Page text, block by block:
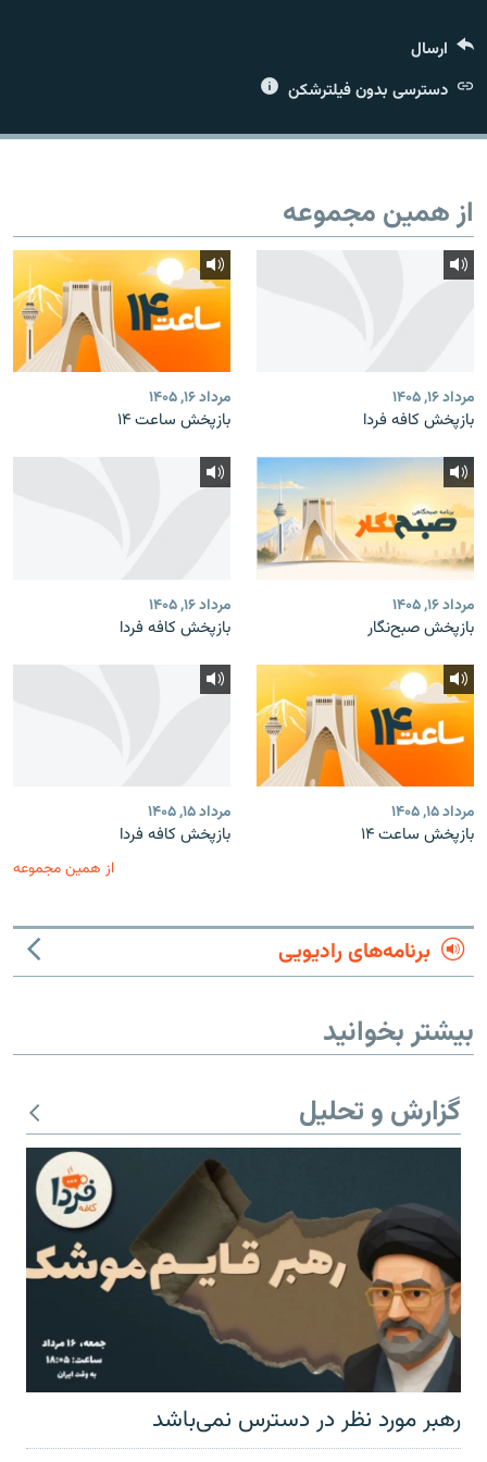
زبان‌های دیگر
ارسال
دسترسی بدون فیلترشکن
از همین مجموعه
مرداد ۱۶, ۱۴۰۵
بازپخش کافه فردا
مرداد ۱۶, ۱۴۰۵
بازپخش ساعت ۱۴
مرداد ۱۶, ۱۴۰۵
بازپخش صبح‌نگار
مرداد ۱۶, ۱۴۰۵
بازپخش کافه فردا
مرداد ۱۵, ۱۴۰۵
بازپخش ساعت ۱۴
مرداد ۱۵, ۱۴۰۵
بازپخش کافه فردا
از همین مجموعه
برنامه‌های رادیویی
بیشتر بخوانید
گزارش و تحلیل
رهبر مورد نظر در دسترس نمی‌باشد